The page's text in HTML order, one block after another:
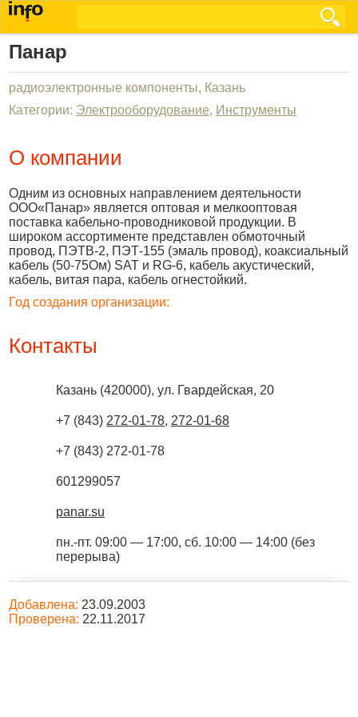
Панар
радиоэлектронные компоненты, Казань
Категории: Электрооборудование, Инструменты
О компании
Одним из основных направлением деятельности
ООО«Панар» является оптовая и мелкооптовая
поставка кабельно-проводниковой продукции. В
широком ассортименте представлен обмоточный
провод, ПЭТВ-2, ПЭТ-155 (эмаль провод), коаксиальный
кабель (50-75Ом) SAT и RG-6, кабель акустический,
кабель, витая пара, кабель огнестойкий.
Год создания организации:
Контакты
Казань (420000), ул. Гвардейская, 20
+7 (843) 272-01-78, 272-01-68
+7 (843) 272-01-78
601299057
panar.su
пн.-пт. 09:00 — 17:00, сб. 10:00 — 14:00 (без
перерыва)
Добавлена: 23.09.2003
Проверена: 22.11.2017